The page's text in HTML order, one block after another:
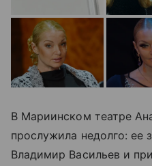
В Мариинском театре
прослужила недолго: ее
Владимир Васильев и